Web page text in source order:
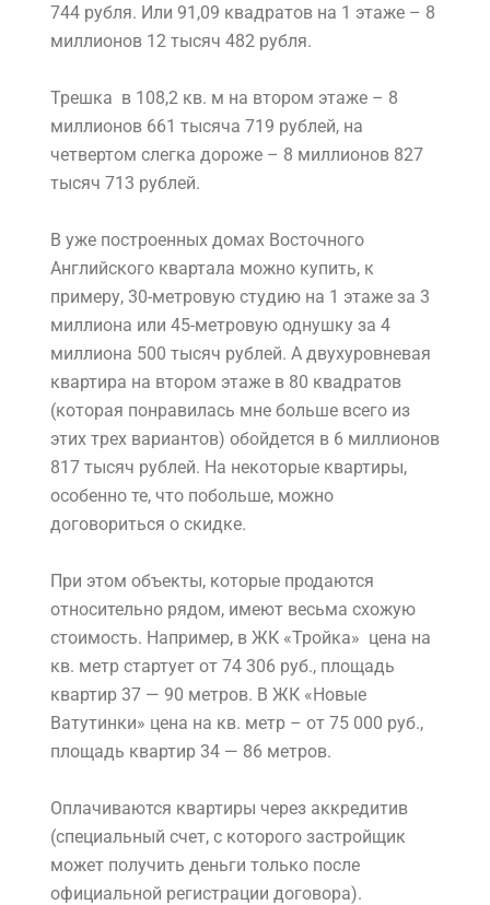
744 рубля. Или 91,09 квадратов на 1 этаже – 8
миллионов 12 тысяч 482 рубля.
Трешка в 108,2 кв. м на втором этаже – 8
миллионов 661 тысяча 719 рублей, на
четвертом слегка дороже – 8 миллионов 827
тысяч 713 рублей.
В уже построенных домах Восточного
Английского квартала можно купить, к
примеру, 30-метровую студию на 1 этаже за 3
миллиона или 45-метровую однушку за 4
миллиона 500 тысяч рублей. А двухуровневая
квартира на втором этаже в 80 квадратов
(которая понравилась мне больше всего из
этих трех вариантов) обойдется в 6 миллионов
817 тысяч рублей. На некоторые квартиры,
особенно те, что побольше, можно
договориться о скидке.
При этом объекты, которые продаются
относительно рядом, имеют весьма схожую
стоимость. Например, в ЖК «Тройка» цена на
кв. метр стартует от 74 306 руб., площадь
квартир 37 — 90 метров. В ЖК «Новые
Ватутинки» цена на кв. метр – от 75 000 руб.,
площадь квартир 34 — 86 метров.
Оплачиваются квартиры через аккредитив
(специальный счет, с которого застройщик
может получить деньги только после
официальной регистрации договора).